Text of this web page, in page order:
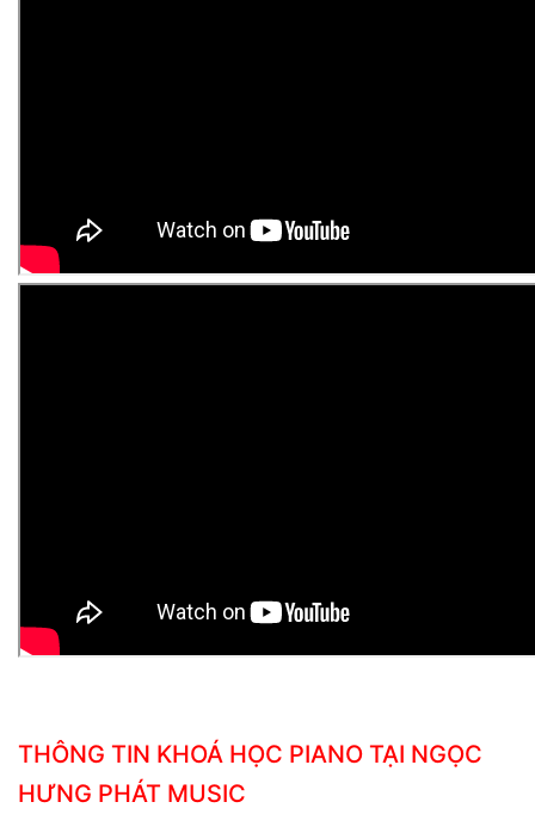
THÔNG TIN KHOÁ HỌC PIANO TẠI NGỌC
HƯNG PHÁT MUSIC